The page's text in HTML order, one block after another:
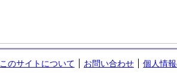
このサイトについて お問い合わせ
個人情